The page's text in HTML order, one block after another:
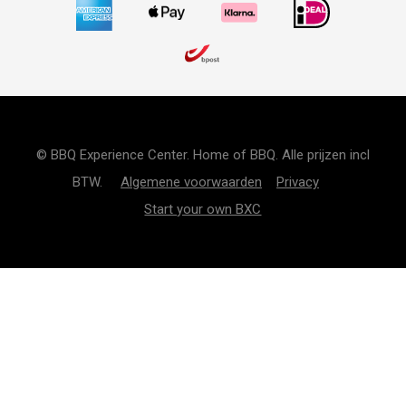
© BBQ Experience Center. Home of BBQ. Alle prijzen incl
BTW. Algemene voorwaarden
Privacy
Start your own BXC